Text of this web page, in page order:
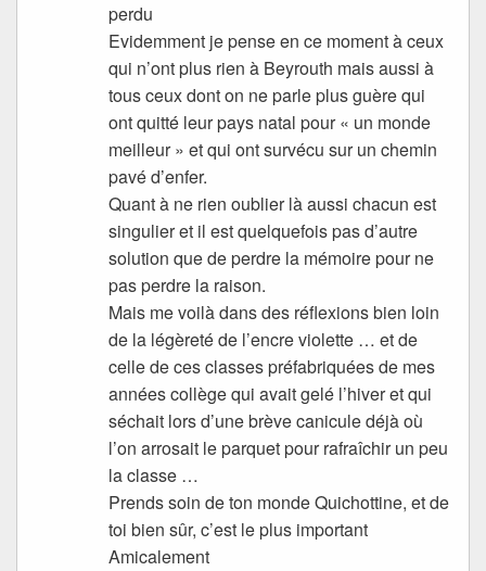
perdu
Evidemment je pense en ce moment à ceux
qui n’ont plus rien à Beyrouth mais aussi à
tous ceux dont on ne parle plus guère qui
ont quitté leur pays natal pour « un monde
meilleur » et qui ont survécu sur un chemin
pavé d’enfer.
Quant à ne rien oublier là aussi chacun est
singulier et il est quelquefois pas d’autre
solution que de perdre la mémoire pour ne
pas perdre la raison.
Mais me voilà dans des réflexions bien loin
de la légèreté de l’encre violette … et de
celle de ces classes préfabriquées de mes
années collège qui avait gelé l’hiver et qui
séchait lors d’une brève canicule déjà où
l’on arrosait le parquet pour rafraîchir un peu
la classe …
Prends soin de ton monde Quichottine, et de
toi bien sûr, c’est le plus important
Amicalement